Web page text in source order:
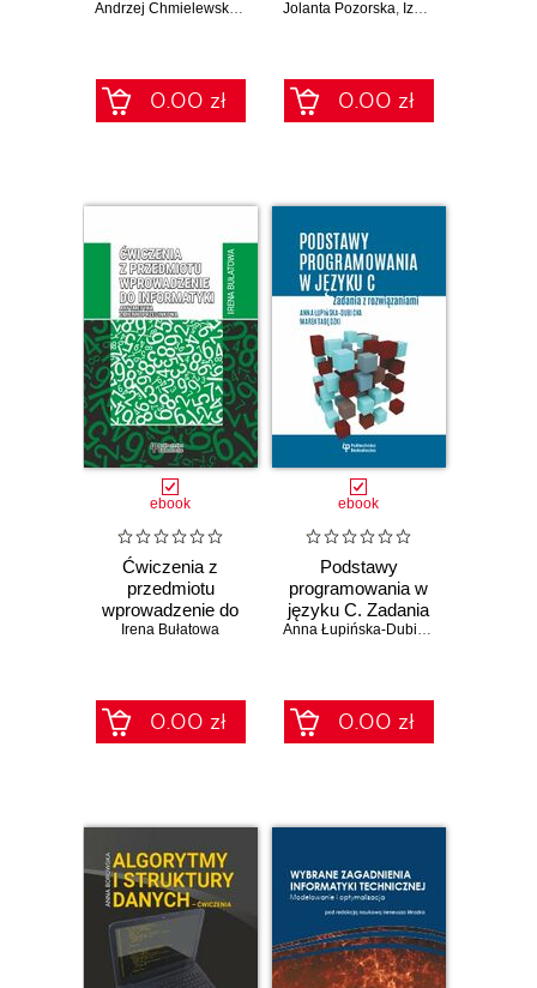
powłoce bash Andrzej Chmielewski; Ireneusz Mrozek; Eugenia Busłowska
0.00 zł
Jolanta Pozorska, Izabela Zamorska
0.00 zł
ebook
Ćwiczenia z
przedmiotu
wprowadzenie do
informatyki.
Irena Bułatowa
0.00 zł
ebook
Podstawy
programowania w
języku C. Zadania
z rozwiązaniamiAnna Łupińska-Dubicka
0.00 zł